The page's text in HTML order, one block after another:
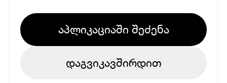
აპლიკაციაში შეძენა
დაგვიკავშირდით